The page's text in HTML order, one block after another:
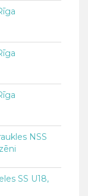
NSS
SS U18,